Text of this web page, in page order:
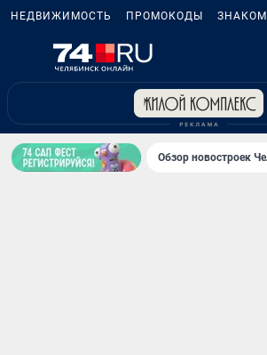
НЕДВИЖИМОСТЬ ПРОМОКОДЫ
Обзор новостроек